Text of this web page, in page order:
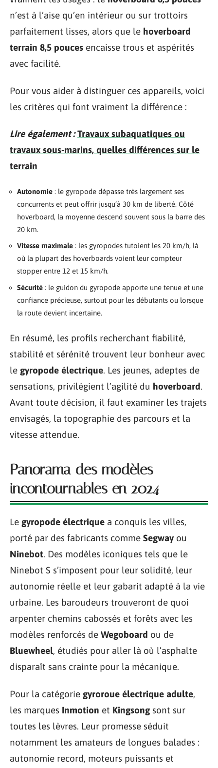
n’est à l’aise qu’en intérieur ou sur trottoirs
parfaitement lisses, alors que le hoverboard
terrain 8,5 pouces encaisse trous et aspérités
avec facilité.
Pour vous aider à distinguer ces appareils, voici
les critères qui font vraiment la différence :
Lire également : Travaux subaquatiques ou
travaux sous-marins, quelles différences sur le
terrain
Autonomie : le gyropode dépasse très largement ses
concurrents et peut offrir jusqu’à 30 km de liberté. Côté
hoverboard, la moyenne descend souvent sous la barre des
20 km.
Vitesse maximale : les gyropodes tutoient les 20 km/h, là
où la plupart des hoverboards voient leur compteur
stopper entre 12 et 15 km/h.
Sécurité : le guidon du gyropode apporte une tenue et une
confiance précieuse, surtout pour les débutants ou lorsque
la route devient incertaine.
En résumé, les profils recherchant fiabilité,
stabilité et sérénité trouvent leur bonheur avec
le gyropode électrique. Les jeunes, adeptes de
sensations, privilégient l’agilité du hoverboard.
Avant toute décision, il faut examiner les trajets
envisagés, la topographie des parcours et la
vitesse attendue.
Panorama des modèles
incontournables en 2024
Le gyropode électrique a conquis les villes,
porté par des fabricants comme Segway ou
Ninebot. Des modèles iconiques tels que le
Ninebot S s’imposent pour leur solidité, leur
autonomie réelle et leur gabarit adapté à la vie
urbaine. Les baroudeurs trouveront de quoi
arpenter chemins cabossés et forêts avec les
modèles renforcés de Wegoboard ou de
Bluewheel, étudiés pour aller là où l’asphalte
disparaît sans crainte pour la mécanique.
Pour la catégorie gyroroue électrique adulte,
les marques Inmotion et Kingsongsont sur
toutes les lèvres. Leur promesse séduit
notamment les amateurs de longues balades :
autonomie record, moteurs puissants et